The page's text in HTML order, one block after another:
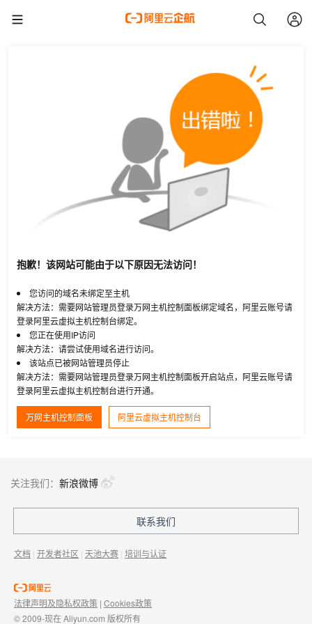
抱歉！该网站可能由于以下原因无法访问！
您访问的域名未绑定至主机
解决方法：需要网站管理员登录万网主机控制面板绑定域名，阿里云账号请
登录阿里云虚拟主机控制台绑定。
您正在使用IP访问
解决方法：请尝试使用域名进行访问。
该站点已被网站管理员停止
解决方法：需要网站管理员登录万网主机控制面板开启站点，阿里云账号请
登录阿里云虚拟主机控制台进行开通。
万网主机控制面板 阿里云虚拟主机控制台